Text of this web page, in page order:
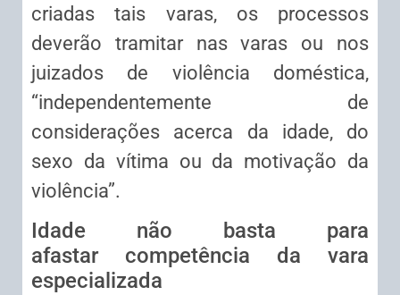
criadas tais varas, os processos
deverão tramitar nas varas ou nos
juizados de violência doméstica,
“independentemente de
considerações acerca da idade, do
sexo da vítima ou da motivação da
violência”.
Idade não basta para
afastar competência da vara
especializada